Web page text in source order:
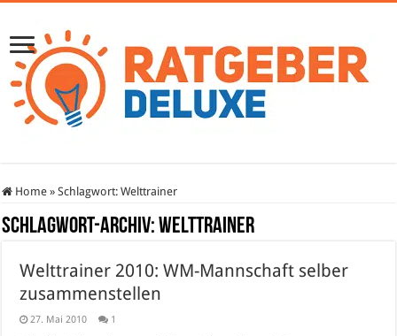
Home » Schlagwort:Welttrainer
Schlagwort-Archiv:Welttrainer
Welttrainer 2010: WM-Mannschaft selber
zusammenstellen
27. Mai 2010 1